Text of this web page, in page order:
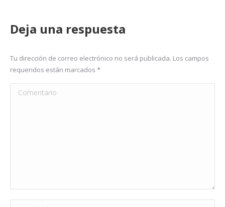
Deja una respuesta
Tu dirección de correo electrónico no será publicada. Los campos
requeridos están marcados *
Comentario